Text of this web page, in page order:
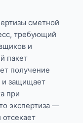
сметной
требующий
и
пакет
получение
и защищает
при
экспертиза —